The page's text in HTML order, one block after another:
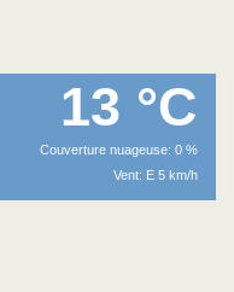
13 °C
Couverture nuageuse: 0 %
Vent: E 5 km/h